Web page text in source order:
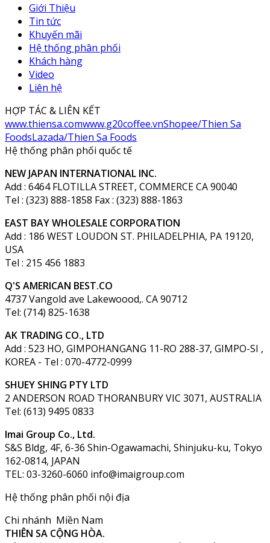
Giới Thiệu
Tin tức
Khuyến mãi
Hệ thống phân phối
Khách hàng
Video
Liên hệ
HỢP TÁC & LIÊN KẾT
www.thiensa.comwww.g20coffee.vnShopee/Thien Sa
FoodsLazada/Thien Sa Foods
Hệ thống phân phối quốc tế
NEW JAPAN INTERNATIONAL INC.
Add : 6464 FLOTILLA STREET, COMMERCE CA 90040
Tel : (323) 888-1858 Fax : (323) 888-1863
EAST BAY WHOLESALE CORPORATION
Add : 186 WEST LOUDON ST. PHILADELPHIA, PA 19120,
USA
Tel : 215 456 1883
Q'S AMERICAN BEST.CO
4737 Vangold ave Lakewoood,. CA 90712
Tel: (714) 825-1638
AK TRADING CO., LTD
Add : 523 HO, GIMPOHANGANG 11-RO 288-37, GIMPO-SI ,
KOREA - Tel : 070-4772-0999
SHUEY SHING PTY LTD
2 ANDERSON ROAD THORANBURY VIC 3071, AUSTRALIA
Tel: (613) 9495 0833
Imai Group Co., Ltd.
S&S Bldg, 4F, 6-36 Shin-Ogawamachi, Shinjuku-ku, Tokyo
162-0814, JAPAN
TEL: 03-3260-6060 info@imaigroup.com
Hệ thống phân phối nội địa
Chi nhánh Miền Nam
THIÊN SA CỘNG HÒA.